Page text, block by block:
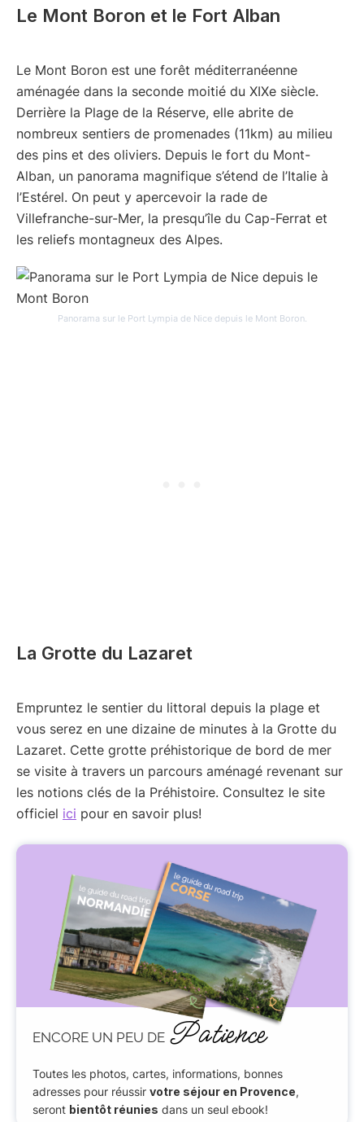
Le Mont Boron et le Fort Alban
Le Mont Boron est une forêt méditerranéenne
aménagée dans la seconde moitié du XIXe siècle.
Derrière la Plage de la Réserve, elle abrite de
nombreux sentiers de promenades (11km) au milieu
des pins et des oliviers. Depuis le fort du Mont-
Alban, un panorama magnifique s’étend de l’Italie à
l’Estérel. On peut y apercevoir la rade de
Villefranche-sur-Mer, la presqu’île du Cap-Ferrat et
les reliefs montagneux des Alpes.
Panorama sur le Port Lympia de Nice depuis le Mont Boron.
La Grotte du Lazaret
Empruntez le sentier du littoral depuis la plage et
vous serez en une dizaine de minutes à la Grotte du
Lazaret. Cette grotte préhistorique de bord de mer
se visite à travers un parcours aménagé revenant sur
les notions clés de la Préhistoire. Consultez le site
officiel ici pour en savoir plus!
ENCORE UN PEU DE Patience
Toutes les photos, cartes, informations, bonnes
adresses pour réussir votre séjour en Provence,
seront bientôt réunies dans un seul ebook!